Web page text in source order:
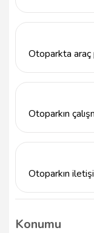
Otoparkta araç
Otoparkın
Otoparkın
Otopark ile
Konumu